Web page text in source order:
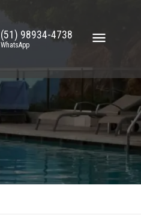
(51) 98934-4738
WhatsApp